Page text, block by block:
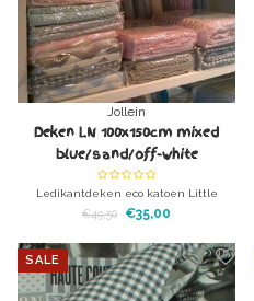
Jollein
Deken LN 100x150cm mixed
blue/sand/off-white
Ledikantdeken eco katoen Little
naturals van jollein. Alle artikelen van
organisch katoen.
€49,50 €35,00
SALE